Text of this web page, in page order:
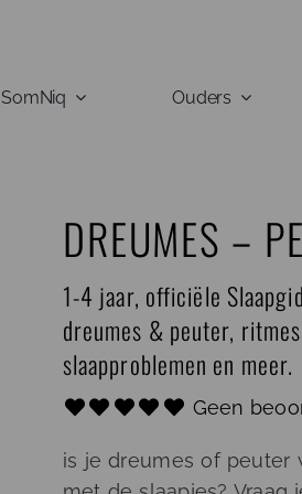
SomNiq Ouders
DREUMES –
1-4 jaar, officiële
dreumes & peuter,
slaapproblemen en meer.
Geen
is je dreumes of peuter